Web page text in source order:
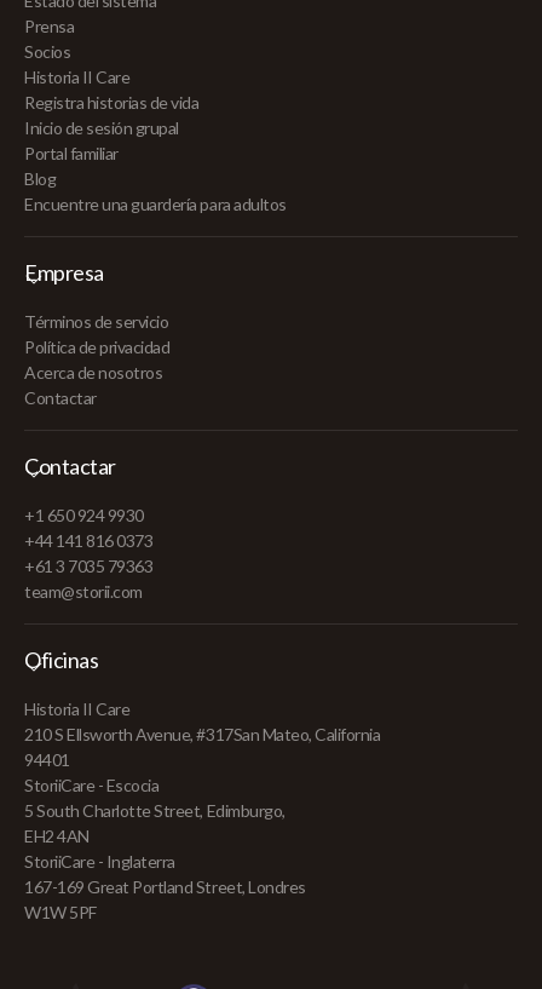
Prensa
Socios
Historia II Care
Registra historias de vida
Inicio de sesión grupal
Portal familiar
Blog
Encuentre una guardería para adultos
Empresa
Términos de servicio
Política de privacidad
Acerca de nosotros
Contactar
Contactar
+1 650 924 9930
+44 141 816 0373
+61 3 7035 79363
team@storii.com
Oficinas
Historia II Care
210 S Ellsworth Avenue, #317San Mateo, California
94401
StoriiCare - Escocia
5 South Charlotte Street, Edimburgo,
EH2 4AN
StoriiCare - Inglaterra
167-169 Great Portland Street, Londres
W1W 5PF